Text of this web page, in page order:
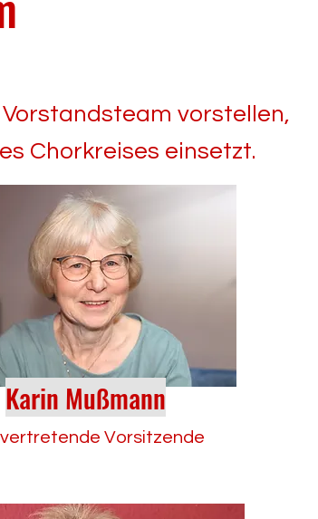
vorstellen,
Chorkreises einsetzt.
Karin Mußmann
Vorsitzende